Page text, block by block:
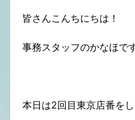
皆さんこんちにちは！
事務スタッフのかなほで
本日は2回目東京店番をし